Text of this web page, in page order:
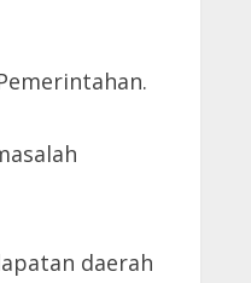
daerah